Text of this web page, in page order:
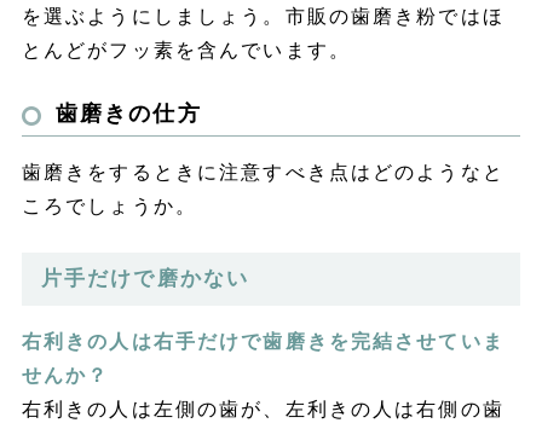
を選ぶようにしましょう。市販の歯磨き粉ではほ
とんどがフッ素を含んでいます。
歯磨きの仕方
歯磨きをするときに注意すべき点はどのようなと
ころでしょうか。
片手だけで磨かない
右利きの人は右手だけで歯磨きを完結させていま
せんか？
右利きの人は左側の歯が、左利きの人は右側の歯